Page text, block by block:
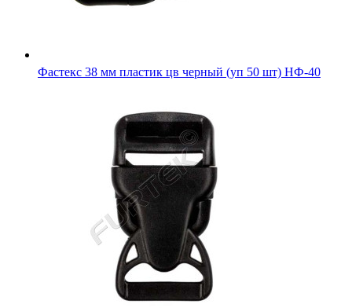
Фастекс 38 мм пластик цв черный (уп 50 шт) НФ-40